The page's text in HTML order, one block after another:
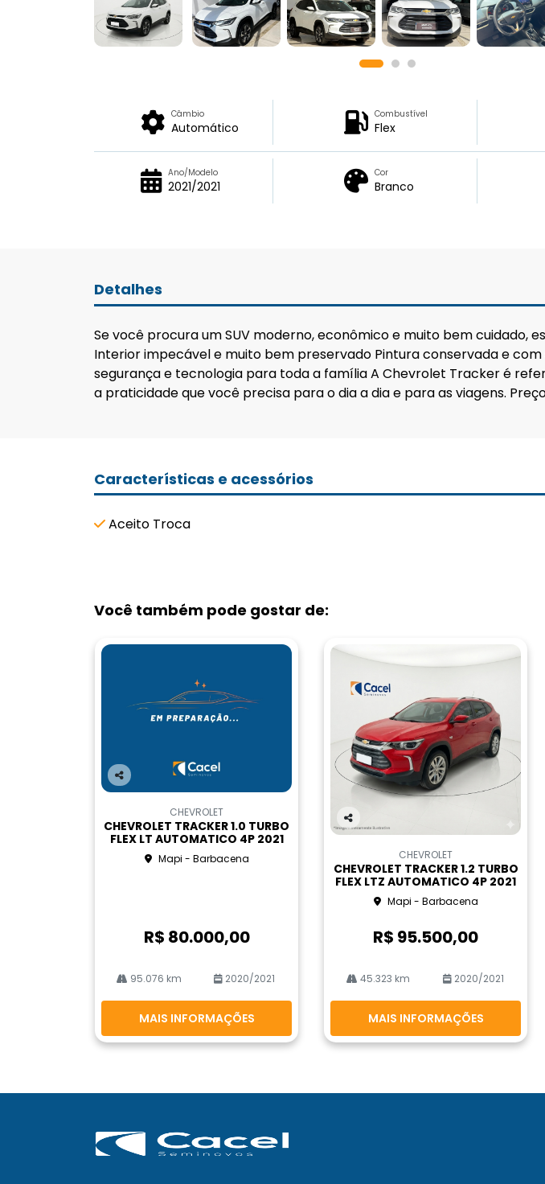
Câmbio
Automático
Combustível
Flex
Ano/Modelo
2021/2021
Cor
Branco
Detalhes
Se você procura um SUV moderno, econômico e muito bem cuidado,
Interior impecável e muito bem preservado Pintura conservada e
segurança e tecnologia para toda a família A Chevrolet Tracker é
a praticidade que você precisa para o dia a dia e para as viagens.
Características e acessórios
Aceito Troca
Você também pode gostar de:
Co
rtil
he
CHEVROLET
CHEVROLET TRACKER 1.0 TURBO
FLEX LT AUTOMATICO 4P 2021
Mapi - Barbacena
R$ 80.000,00
95.076 km 2020/2021
MAIS INFORMAÇÕES
Co
rtil
he
CHEVROLET
CHEVROLET TRACKER 1.2 TURBO
FLEX LTZ AUTOMATICO 4P 2021
Mapi - Barbacena
R$ 95.500,00
45.323 km 2020/2021
MAIS INFORMAÇÕES